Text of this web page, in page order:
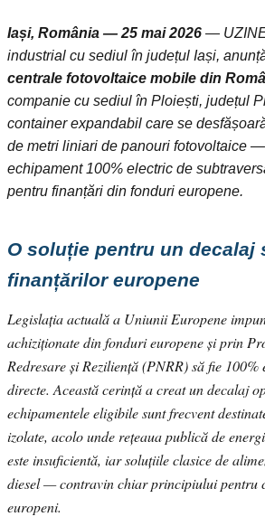
Iași, România — 25 mai 2026 —
industrial cu sediul în județul Iași,
centrale fotovoltaice mobile din
companie cu sediul în Ploiești, județul
container expandabil care se
de metri liniari de panouri fotovoltaice
echipament 100% electric de
pentru finanțări din fonduri europene.
O soluție pentru un decalaj
finanțărilor europene
Legislația actuală a Uniunii Europene
achiziționate din fonduri europene și prin
Redresare și Reziliență (PNRR) să fie
directe. Această cerință a creat un decalaj
echipamentele eligibile sunt frecvent
izolate, acolo unde rețeaua publică de
este insuficientă, iar soluțiile clasice de
diesel — contravin chiar principiului pentru
europeni.